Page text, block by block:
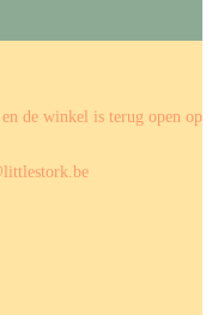
de winkel is terug open op